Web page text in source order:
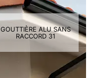
GOUTTIÈRE ALU SANS
RACCORD 31